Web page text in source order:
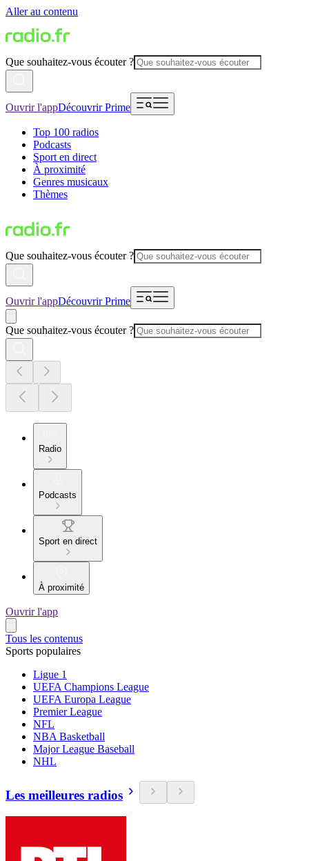
Aller au contenu
Que souhaitez-vous écouter ?
Ouvrir l'appDécouvrir Prime
Top 100 radios
Podcasts
Sport en direct
À proximité
Genres musicaux
Thèmes
Que souhaitez-vous écouter ?
Ouvrir l'appDécouvrir Prime
Que souhaitez-vous écouter ?
Radio
Podcasts
Sport en direct
À proximité
Ouvrir l'app
Tous les contenus
Sports populaires
Ligue 1
UEFA Champions League
UEFA Europa League
Premier League
NFL
NBA Basketball
Major League Baseball
NHL
Les meilleures radios